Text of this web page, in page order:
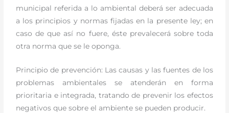
municipal referida a lo ambiental deberá ser adecuada
a los principios y normas fijadas en la presente ley; en
caso de que así no fuere, éste prevalecerá sobre toda
otra norma que se le oponga.
Principio de prevención: Las causas y las fuentes de los
problemas ambientales se atenderán en forma
prioritaria e integrada, tratando de prevenir los efectos
negativos que sobre el ambiente se pueden producir.